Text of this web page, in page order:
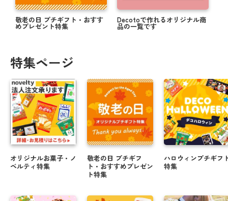
敬老の日 プチギフト・おすす
めプレゼント特集
Decotoで作れるオリジナル商
品の一覧です
特集ページ
オリジナルお菓子・ノ
ベルティ特集
敬老の日 プチギフ
ト・おすすめプレゼン
ト特集
ハロウィンプチギフ
特集